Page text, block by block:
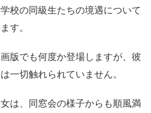
校の同級生たちの境遇について
す。
版でも何度か登場しますが、彼
一切触れられていません。
は、同窓会の様子からも順風満